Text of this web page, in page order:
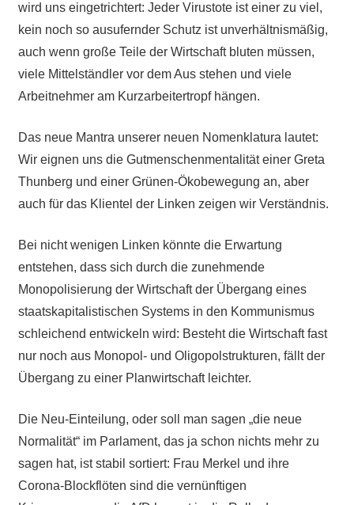
wird uns eingetrichtert: Jeder Virustote ist einer zu viel,
kein noch so ausufernder Schutz ist unverhältnismäßig,
auch wenn große Teile der Wirtschaft bluten müssen,
viele Mittelständler vor dem Aus stehen und viele
Arbeitnehmer am Kurzarbeitertropf hängen.
Das neue Mantra unserer neuen Nomenklatura lautet:
Wir eignen uns die Gutmenschenmentalität einer Greta
Thunberg und einer Grünen-Ökobewegung an, aber
auch für das Klientel der Linken zeigen wir Verständnis.
Bei nicht wenigen Linken könnte die Erwartung
entstehen, dass sich durch die zunehmende
Monopolisierung der Wirtschaft der Übergang eines
staatskapitalistischen Systems in den Kommunismus
schleichend entwickeln wird: Besteht die Wirtschaft fast
nur noch aus Monopol- und Oligopolstrukturen, fällt der
Übergang zu einer Planwirtschaft leichter.
Die Neu-Einteilung, oder soll man sagen „die neue
Normalität“ im Parlament, das ja schon nichts mehr zu
sagen hat, ist stabil sortiert: Frau Merkel und ihre
Corona-Blockflöten sind die vernünftigen